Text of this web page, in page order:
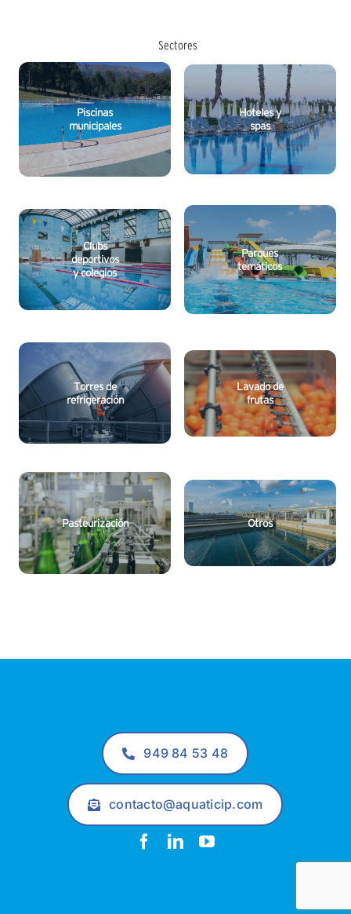
Sectores
Piscinas
municipales
Hoteles y
spas
Clubs
deportivos
y colegios
Parques
temáticos
Torres de
refrigeración
Lavado de
frutas
Pasteurización Otros
949 84 53 48
contacto@aquaticip.com